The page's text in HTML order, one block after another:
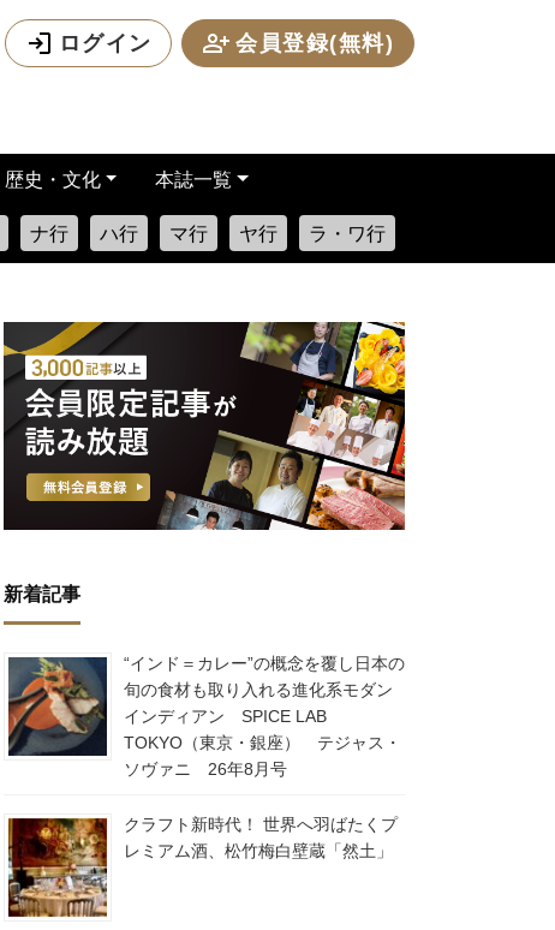
ログイン 会員登録(無料)
歴史・文化 本誌一覧
ナ行 ハ行 マ行 ヤ行 ラ・ワ行
新着記事
“インド＝カレー”の概念を覆し日本の
旬の食材も取り入れる進化系モダン
インディアン SPICE LAB
TOKYO（東京・銀座） テジャス・
ソヴァニ 26年8月号
クラフト新時代！ 世界へ羽ばたくプ
レミアム酒、松竹梅白壁蔵「然土」